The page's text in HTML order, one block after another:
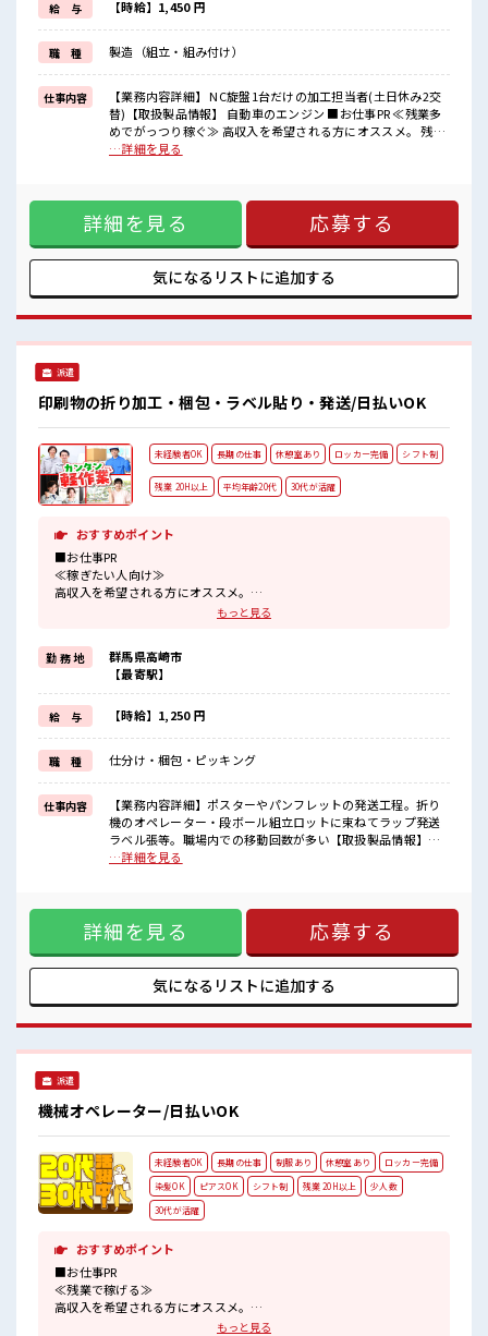
しっかり働く環境が整っています！
イチからスキルUP・ステップUP目指していきましょう！
≪自分に合った期間で働ける≫
福利厚生が整った派遣のお仕事です！
■職場の雰囲気
明るすぎたり奇抜過ぎなければヘアカラーOK！
≪20代の方が多数活躍中の職場≫
休憩時間にゆっくりできるスペース完備！
給 与 【時給】1,450 円
職 種 製造（組立・組み付け）
仕事内容
【業務内容詳細】 NC旋盤1台だけの加工担当者(土日休み2交
替)【取扱製品情報】 自動車のエンジン ■お仕事PR ≪残業多
めでがっつり稼ぐ≫ 高収入を希望される方にオススメ。 残業
は月20時間以上あります♪ ≪モチベーションもUP≫ 派手過
チャレンジするのは不安だけど、 しっかり働く環境が整って
います！ イチからスキルUP・ステップUP目指していきまし
ょう！ ≪自分に合った期間で働ける≫ 福利厚生が整った派遣
のお仕事です！ ■職場の雰囲気 明るすぎたり奇抜過ぎなけれ
ばヘアカラーOK！ ≪20代の方が多数活躍中の職場≫ 休憩時
間にゆっくりできるスペース完備！ 高収入もバッチリ目指せ
…詳細を見る
詳細を見る 応募する
気になるリストに追加する
派遣
印刷物の折り加工・梱包・ラベル貼り・発送/日払いOK
未経験者OK 長期の仕事 休憩室あり ロッカー完備 シフト制
残業 20H以上 平均年齢20代 30代が活躍
おすすめポイント
■お仕事PR
≪稼ぎたい人向け≫
高収入を希望される方にオススメ。
残業は月20時間以上あります♪
新しいことにチャレンジするのは不安だけど、
しっかり働く環境が整っています！
イチからスキルUP・ステップUP目指していきましょう！
≪自分に合った期間で働ける≫
福利厚生が整った派遣のお仕事です！
■職場の雰囲気
活気あふれる20代活躍中の職場です☆
休憩室完備でランチや休憩も充実しそう♪
持ち物が多いあなたにもぴったり☆
ロッカー付き職場♪
残業がしっかりあるお仕事！
もっと見る
勤 務 地
群馬県高崎市
【最寄駅】
給 与 【時給】1,250 円
職 種 仕分け・梱包・ピッキング
仕事内容
【業務内容詳細】ポスターやパンフレットの発送工程。折り
機のオペレーター・段ボール組立ロットに束ねてラップ発送
ラベル張等。職場内での移動回数が多い【取扱製品情報】印
刷物 ■お仕事PR ≪稼ぎたい人向け≫ 高収入を希望される方に
かり働く環境が整っています！ イチからスキルUP・ステップ
UP目指していきましょう！ ≪自分に合った期間で働ける≫ 福
利厚生が整った派遣のお仕事です！ ■職場の雰囲気 活気あふ
れる20代活躍中の職場です☆ 休憩室完備でランチや休憩も充
実しそう♪ 持ち物が多いあなたにもぴったり☆ ロッカー付き
職場♪ 残業がしっかりあるお仕事！
…詳細を見る
詳細を見る 応募する
気になるリストに追加する
派遣
機械オペレーター/日払いOK
未経験者OK 長期の仕事 制服あり 休憩室あり
ロッカー完備
染髪OK
ピアスOK シフト制 残業 20H以上
少人数
30代が活躍
おすすめポイント
■お仕事PR
≪残業で稼げる≫
高収入を希望される方にオススメ。
残業は月20時間以上あります♪もっと見る